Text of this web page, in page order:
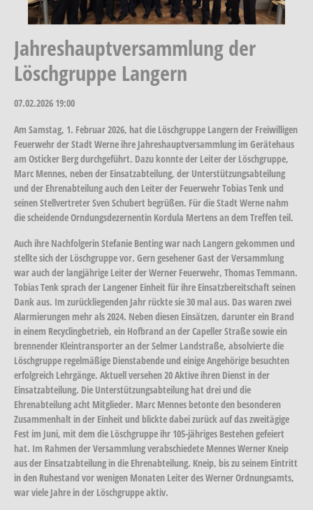
Jahreshauptversammlung der
Löschgruppe Langern
07.02.2026 19:00
Am Samstag, 1. Februar 2026, hat die Löschgruppe Langern der Freiwilligen
Feuerwehr der Stadt Werne ihre Jahreshauptversammlung im Gerätehaus
am Osticker Berg durchgeführt. Dazu konnte der Leiter der Löschgruppe,
Marc Mennes, neben der Einsatzabteilung, der Unterstützungsabteilung
und der Ehrenabteilung auch den Leiter der Feuerwehr Tobias Tenk und
seinen Stellvertreter Sven Schubert begrüßen. Für die Stadt Werne nahm
die scheidende Orndungsdezernentin Kordula Mertens an dem Treffen teil.
Auch ihre Nachfolgerin Stefanie Benting war nach Langern gekommen und
stellte sich der Löschgruppe vor. Gern gesehener Gast der Versammlung
war auch der langjährige Leiter der Werner Feuerwehr, Thomas Temmann.
Tobias Tenk sprach der Langener Einheit für ihre Einsatzbereitschaft seinen
Dank aus. Im zurückliegenden Jahr rückte sie 30 mal aus. Das waren zwei
Alarmierungen mehr als 2024. Neben diesen Einsätzen, darunter ein Brand
in einem Recyclingbetrieb, ein Hofbrand an der Capeller Straße sowie ein
brennender Kleintransporter an der Selmer Landstraße, absolvierte die
Löschgruppe regelmäßige Dienstabende und einige Angehörige besuchten
erfolgreich Lehrgänge. Aktuell versehen 20 Aktive ihren Dienst in der
Einsatzabteilung. Die Unterstützungsabteilung hat drei und die
Ehrenabteilung acht Mitglieder. Marc Mennes betonte den besonderen
Zusammenhalt in der Einheit und blickte dabei zurück auf das zweitägige
Fest im Juni, mit dem die Löschgruppe ihr 105-jähriges Bestehen gefeiert
hat. Im Rahmen der Versammlung verabschiedete Mennes Werner Kneip
aus der Einsatzabteilung in die Ehrenabteilung. Kneip, bis zu seinem Eintritt
in den Ruhestand vor wenigen Monaten Leiter des Werner Ordnungsamts,
war viele Jahre in der Löschgruppe aktiv.